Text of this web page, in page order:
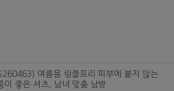
여름용 링클프리 피부에 붙지 않는
이 좋은 셔츠, 남녀 맞춤 남방